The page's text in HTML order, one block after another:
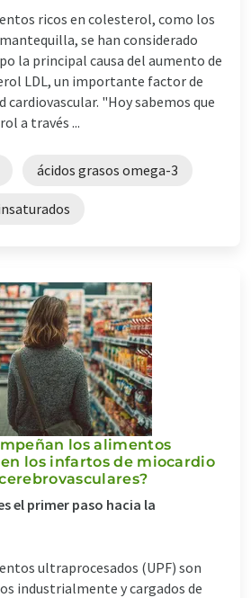
ricos en colesterol, como los
se han considerado
la principal causa del aumento de
LDL, un importante factor de
cardiovascular. "Hoy sabemos que
a través ...
ácidos grasos omega-3
los alimentos
los infartos de miocardio
el primer paso hacia la
ultraprocesados (UPF) son
industrialmente y cargados de